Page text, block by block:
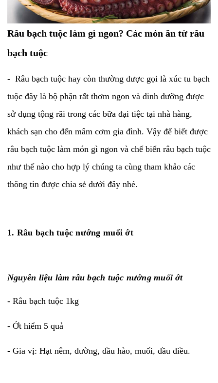
Râu bạch tuộc làm gì ngon? Các món ăn từ râu
bạch tuộc
- Râu bạch tuộc hay còn thường được gọi là xúc tu bạch
tuộc đây là bộ phận rất thơm ngon và dinh dưỡng được
sử dụng tộng rãi trong các bữa đại tiệc tại nhà hàng,
khách sạn cho đến mâm cơm gia đình. Vậy để biết được
râu bạch tuộc làm món gì ngon và chế biến râu bạch tuộc
như thế nào cho hợp lý chúng ta cùng tham khảo các
thông tin được chia sẻ dưới đây nhé.
1. Râu bạch tuộc nướng muối ớt
Nguyên liệu làm râu bạch tuộc nướng muối ớt
- Râu bạch tuộc 1kg
- Ớt hiểm 5 quả
- Gia vị: Hạt nêm, đường, dầu hào, muối, dầu điều.